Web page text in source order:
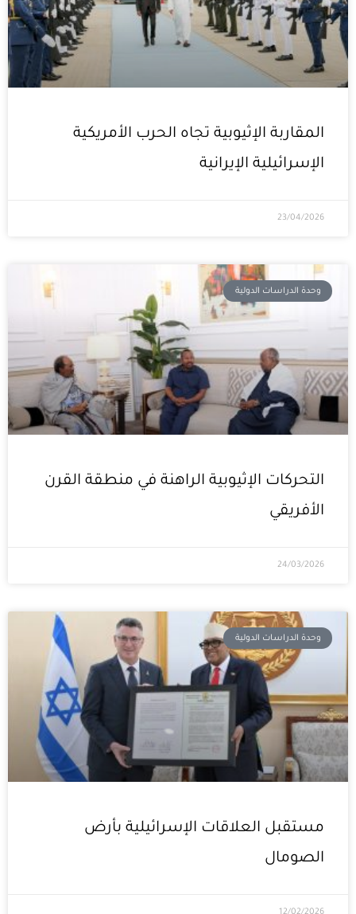
المقاربة الإثيوبية تجاه الحرب الأمريكية
الإسرائيلية الإيرانية
23/04/2026
وحدة الدراسات الدولية
التحركات الإثيوبية الراهنة في منطقة القرن
الأفريقي
24/03/2026
وحدة الدراسات الدولية
مستقبل العلاقات الإسرائيلية بأرض
الصومال